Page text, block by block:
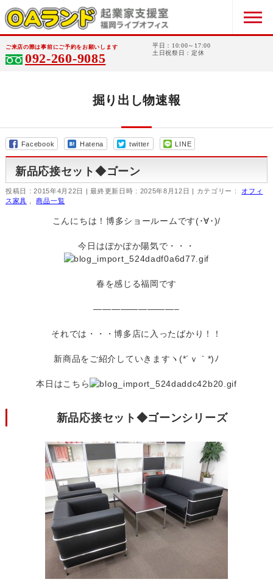
ご来店の際は事前にご予約をお願いします
092-260-9085
平日：10:00～17:00
土日祝祭日：定休
掘り出し物速報
Facebook Hatena twitter LINE
新品応接セット◆ゴーン
投稿日 : 2015年4月22日 最終更新日時 : 2025年8月12日 カテゴリー :
オフィ
ス家具
商品一覧
こんにちは！博多ショールームです(･∀･)/
今日はぽかぽか陽気で・・・
春を感じる福岡です
—————————–
それでは・・・博多店に入ったばかり！！
新商品をご紹介していきますヽ(*´ｖ｀*)ﾉ
本日はこちら
新品応接セット◆ゴーンシリーズ